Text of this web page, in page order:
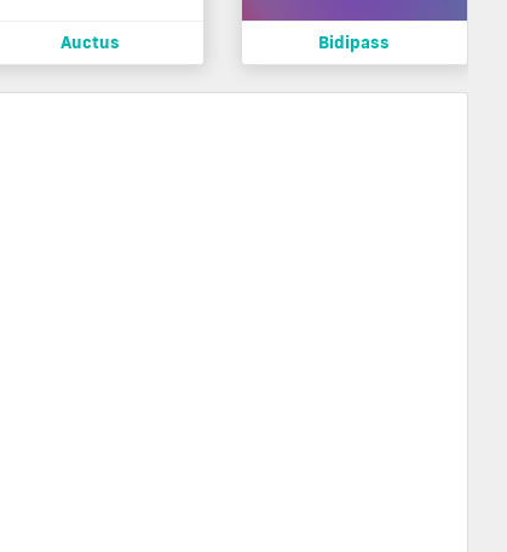
Auctus Bidipass